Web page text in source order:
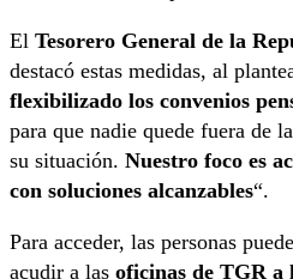
El Tesorero General de la
destacó estas medidas, al
flexibilizado los convenios
para que nadie quede fuera de
su situación. Nuestro foco es
con soluciones alcanzables“.
Para acceder, las personas
acudir a las oficinas de TGR a